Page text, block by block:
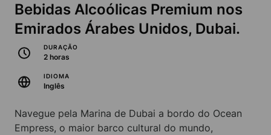
Bebidas Alcoólicas Premium nos
Emirados Árabes Unidos, Dubai.
DURAÇÃO
2 horas
IDIOMA
Inglês
Navegue pela Marina de Dubai a bordo do Ocean
Empress, o maior barco cultural do mundo,